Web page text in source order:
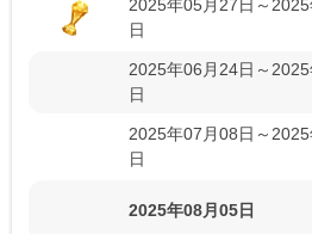
2025年05月27日～
日
2025年06月24日～
日
2025年07月08日～
日
2025年08月05日